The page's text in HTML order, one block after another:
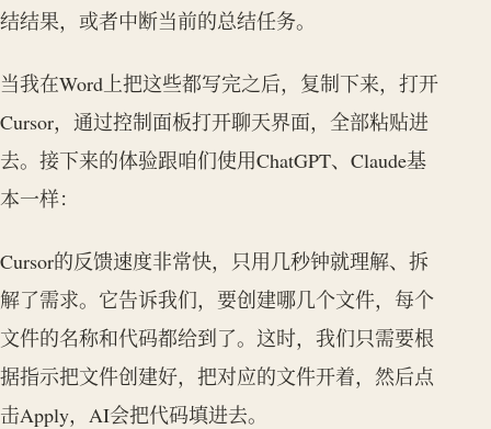
结结果，或者中断当前的总结任务。
当我在Word上把这些都写完之后，复制下来，打开
Cursor，通过控制面板打开聊天界面，全部粘贴进
去。接下来的体验跟咱们使用ChatGPT、Claude基
本一样：
Cursor的反馈速度非常快，只用几秒钟就理解、拆
解了需求。它告诉我们，要创建哪几个文件，每个
文件的名称和代码都给到了。这时，我们只需要根
据指示把文件创建好，把对应的文件开着，然后点
击Apply，AI会把代码填进去。